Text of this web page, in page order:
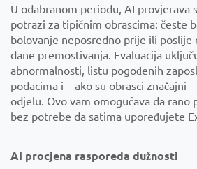
U odabranom periodu, AI provjerava
potrazi za tipičnim obrascima: česte
bolovanje neposredno prije ili poslije
dane premostivanja. Evaluacija
abnormalnosti, listu pogođenih
podacima i – ako su obrasci značajni
odjelu. Ovo vam omogućava da
bez potrebe da satima upoređujete
AI procjena rasporeda dužnosti